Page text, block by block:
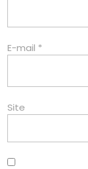
E-mail *
Site